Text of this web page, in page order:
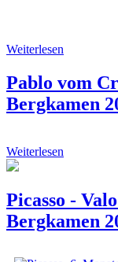
Weiterlesen
Pablo vom
Bergkamen
Weiterlesen
Picasso -
Bergkamen